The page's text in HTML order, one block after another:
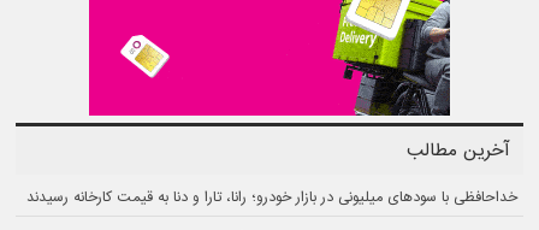
آخرین مطالب
خداحافظی با سودهای میلیونی در بازار خودرو؛ رانا، تارا و دنا به قیمت کارخانه رسیدند